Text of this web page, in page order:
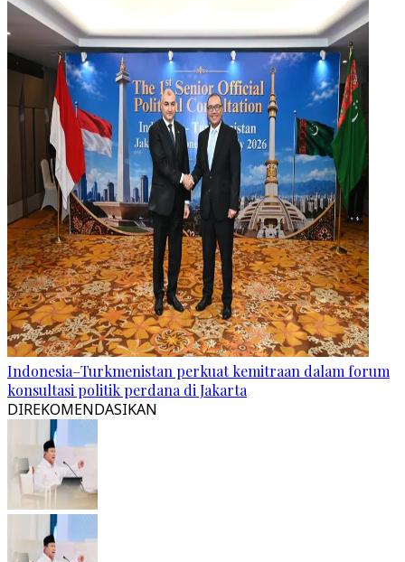
Indonesia–Turkmenistan perkuat kemitraan dalam forum
konsultasi politik perdana di Jakarta
DIREKOMENDASIKAN